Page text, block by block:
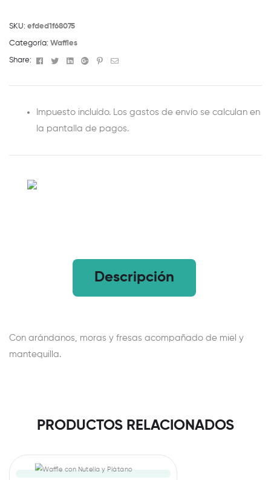
SKU: efded1f68075
Categoría: Waffles
Share: Facebook
TwitterLinkedinGoogle+Pinterest
Email
Impuesto incluído. Los gastos de envío se calculan en
la pantalla de pagos.
Descripción
Con arándanos, moras y fresas acompañado de miel y
mantequilla.
PRODUCTOS RELACIONADOS